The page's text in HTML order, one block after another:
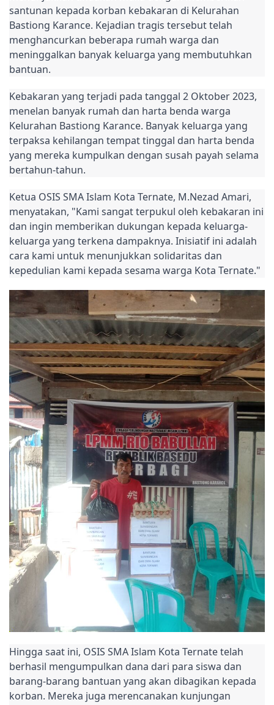
santunan kepada korban kebakaran di Kelurahan
Bastiong Karance. Kejadian tragis tersebut telah
menghancurkan beberapa rumah warga dan
meninggalkan banyak keluarga yang membutuhkan
bantuan.
Kebakaran yang terjadi pada tanggal 2 Oktober 2023,
menelan banyak rumah dan harta benda warga
Kelurahan Bastiong Karance. Banyak keluarga yang
terpaksa kehilangan tempat tinggal dan harta benda
yang mereka kumpulkan dengan susah payah selama
bertahun-tahun.
Ketua OSIS SMA Islam Kota Ternate, M.Nezad Amari,
menyatakan, "Kami sangat terpukul oleh kebakaran ini
dan ingin memberikan dukungan kepada keluarga-
keluarga yang terkena dampaknya. Inisiatif ini adalah
cara kami untuk menunjukkan solidaritas dan
kepedulian kami kepada sesama warga Kota Ternate."
Hingga saat ini, OSIS SMA Islam Kota Ternate telah
berhasil mengumpulkan dana dari para siswa dan
barang-barang bantuan yang akan dibagikan kepada
korban. Mereka juga merencanakan kunjungan